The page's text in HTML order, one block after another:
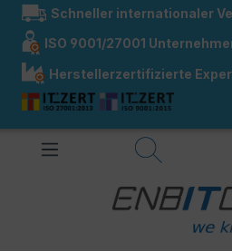
springen
Schneller internationaler
ISO 9001/27001
Herstellerzertifizierte